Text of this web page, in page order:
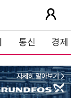
통신 경제